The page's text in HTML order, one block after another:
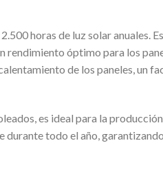
horas de luz solar anuales.
rendimiento óptimo para los
de los paneles, un
es ideal para la
todo el año,